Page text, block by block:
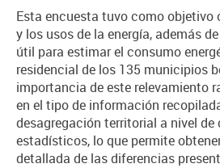
Esta encuesta tuvo como objetivo
y los usos de la energía, además
útil para estimar el consumo
residencial de los 135 municipios
importancia de este relevamiento
en el tipo de información
desagregación territorial a nivel de
estadísticos, lo que permite
detallada de las diferencias